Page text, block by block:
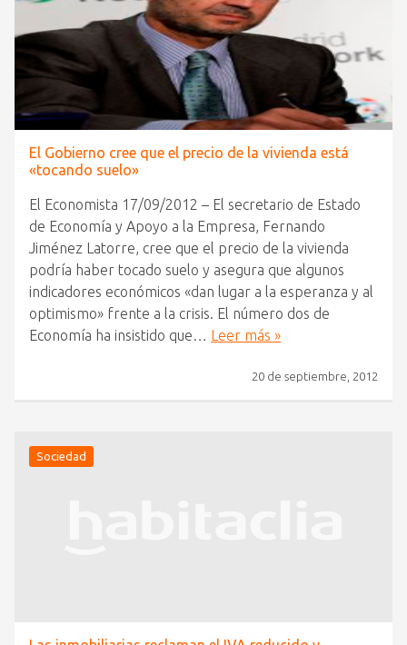
El Gobierno cree que el precio de la vivienda está
«tocando suelo»
El Economista 17/09/2012 – El secretario de Estado
de Economía y Apoyo a la Empresa, Fernando
Jiménez Latorre, cree que el precio de la vivienda
podría haber tocado suelo y asegura que algunos
indicadores económicos «dan lugar a la esperanza y al
optimismo» frente a la crisis. El número dos de
Economía ha insistido que… Leer más »
20 de septiembre, 2012
Sociedad